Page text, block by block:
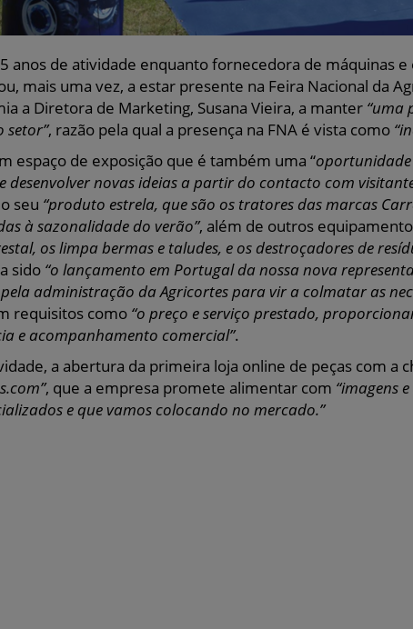
anos de atividade enquanto fornecedora de máquinas
mais uma vez, a estar presente na Feira Nacional da
a Diretora de Marketing, Susana Vieira, a manter “uma
setor”, razão pela qual a presença na FNA é vista como
espaço de exposição que é também uma “
desenvolver novas ideias a partir do contacto com
seu “produto estrela, que são os tratores das marcas
à sazonalidade do verão”, além de outros
os limpa bermas e taludes, e os destroçadores de
sido “o lançamento em Portugal da nossa nova
administração da Agricortes para vir a colmatar as
requisitos como “o preço e serviço prestado,
e acompanhamento comercial”.
a abertura da primeira loja online de peças com a
, que a empresa promete alimentar com “imagens
e que vamos colocando no mercado.”